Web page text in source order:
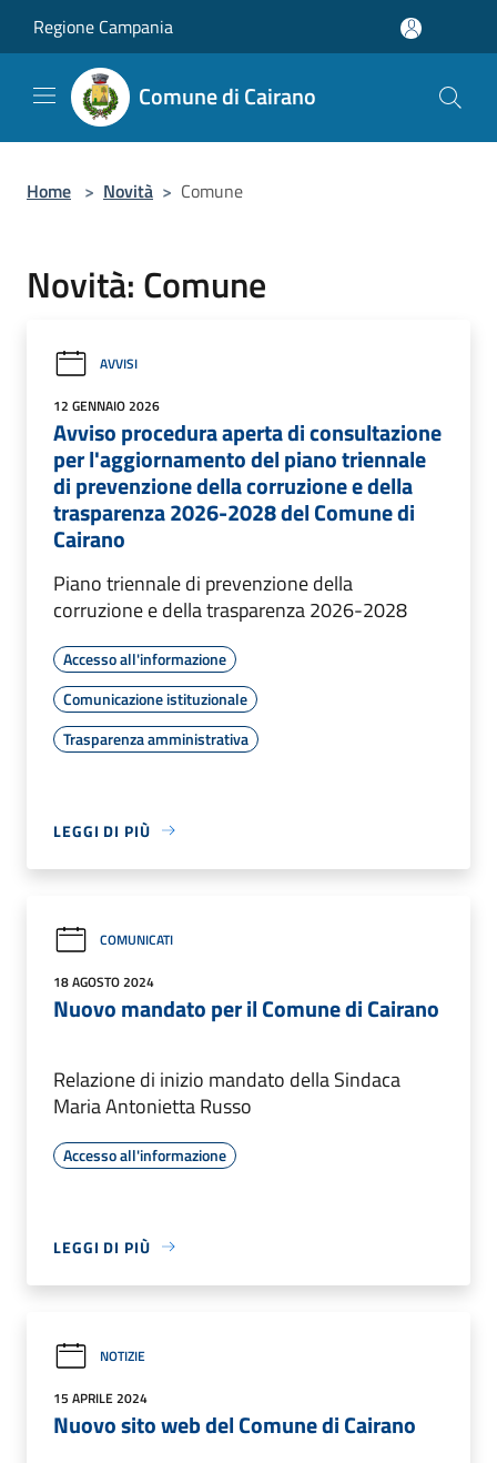
Regione Campania
Comune di Cairano
Home > Novità > Comune
Novità: Comune
AVVISI
12 GENNAIO 2026
Avviso procedura aperta di consultazione
per l'aggiornamento del piano triennale
di prevenzione della corruzione e della
trasparenza 2026-2028 del Comune di
Cairano
Piano triennale di prevenzione della
corruzione e della trasparenza 2026-2028
Accesso all'informazione
Comunicazione istituzionale
Trasparenza amministrativa
LEGGI DI PIÙ
COMUNICATI
18 AGOSTO 2024
Nuovo mandato per il Comune di Cairano
Relazione di inizio mandato della Sindaca
Maria Antonietta Russo
Accesso all'informazione
LEGGI DI PIÙ
NOTIZIE
15 APRILE 2024
Nuovo sito web del Comune di Cairano